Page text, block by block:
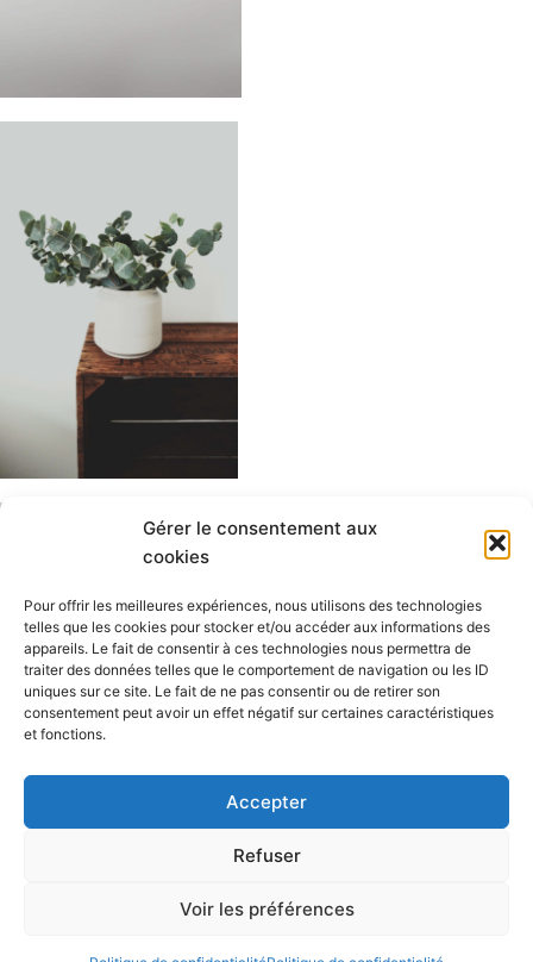
Gérer le consentement aux
cookies
Pour offrir les meilleures expériences, nous utilisons des technologies
telles que les cookies pour stocker et/ou accéder aux informations des
appareils. Le fait de consentir à ces technologies nous permettra de
traiter des données telles que le comportement de navigation ou les ID
uniques sur ce site. Le fait de ne pas consentir ou de retirer son
consentement peut avoir un effet négatif sur certaines caractéristiques
et fonctions.
Accepter
Refuser
Voir les préférences
Garantie Imprimante Store
FAQ : Questions fréquentes